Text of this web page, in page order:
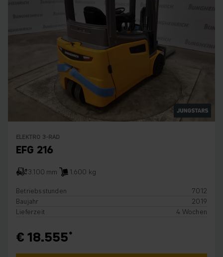
ELEKTRO 3-RAD
EFG 216
3.100 mm
1.600 kg
Betriebsstunden
7012
Baujahr
2019
Lieferzeit
4 Wochen
€ 18.555